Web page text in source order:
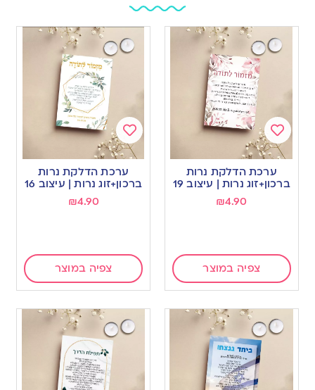
Add
wishlist
ערכת הדלקת נרות
ברכון+זוג נרות | עיצוב 19
₪4.90
צפיה במוצר
Add
wishlist
ערכת הדלקת נרות
ברכון+זוג נרות | עיצוב 16
₪4.90
צפיה במוצר